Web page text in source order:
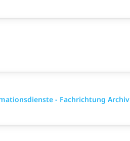
- Fachrichtung Archiv